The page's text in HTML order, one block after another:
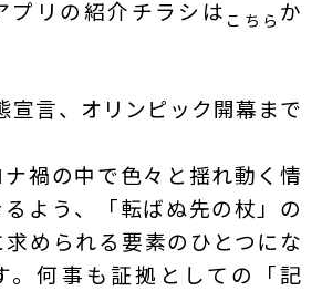
プリの紹介チラシは こちら か
宣言、オリンピック開幕まで
禍の中で色々と揺れ動く情
よう、「転ばぬ先の杖」の
められる要素のひとつにな
。何事も証拠としての「記